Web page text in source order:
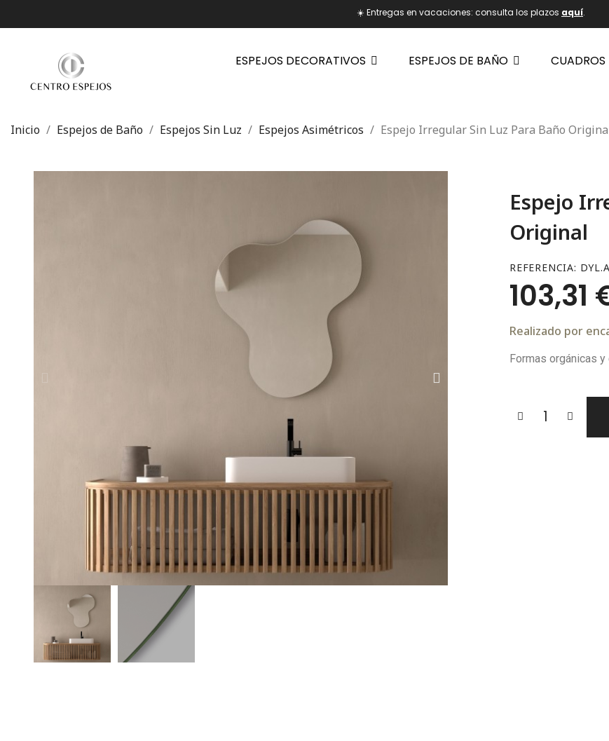
☀️ Entregas en vacaciones: consulta los plazos aquí.
ESPEJOS DECORATIVOS ESPEJOS DE BAÑO
Inicio Espejos de Baño Espejos Sin Luz Espejos Asimétricos Espejo Irregular Sin Luz Para Baño
Espejo
Original
REFERENCIA
103,31
Realizado por
Formas orgánicas